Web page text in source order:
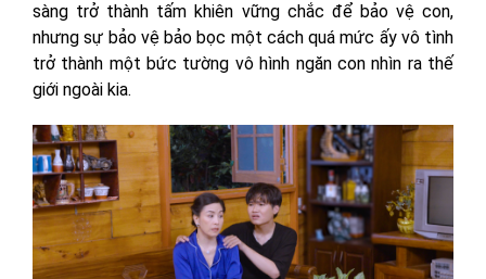
sàng trở thành tấm khiên vững chắc để bảo vệ con,
nhưng sự bảo vệ bảo bọc một cách quá mức ấy vô tình
trở thành một bức tường vô hình ngăn con nhìn ra thế
giới ngoài kia.